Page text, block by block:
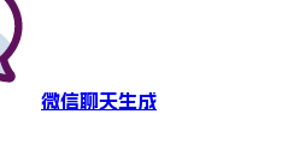
微信聊天生成